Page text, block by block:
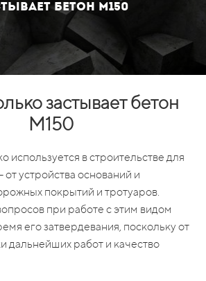
бетон М150
застывает бетон
М150
в строительстве для
устройства оснований и
покрытий и тротуаров.
при работе с этим видом
его затвердевания, поскольку от
дальнейших работ и качество